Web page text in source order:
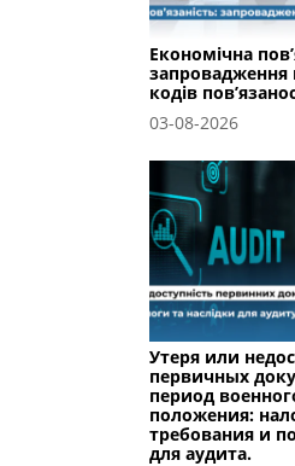
Економічна
запровадження
кодів
03-08-2026
Утеря или
первичных
период
положения:
требования и
для аудита.